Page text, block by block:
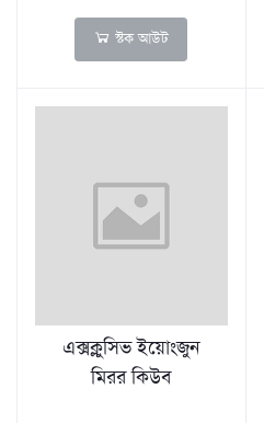
স্টক আউট
এক্সক্লুসিভ ইয়োংজুন
মিরর কিউব